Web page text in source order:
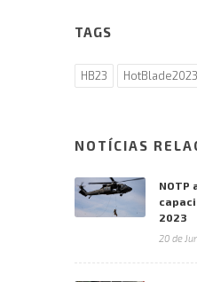
TAGS
HB23 HotBlade2023
NOTÍCIAS
NOTP
2023
20 de